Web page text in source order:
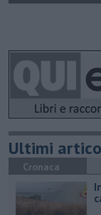
Ultimi
Cronaca